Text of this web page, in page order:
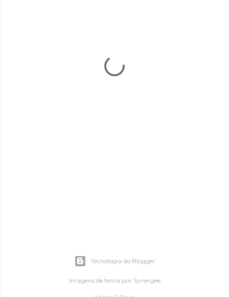
Tecnologia do Blogger
Imagens de tema por Synergee